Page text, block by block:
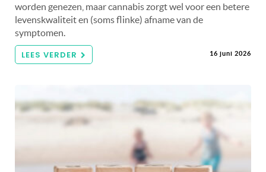
worden genezen, maar cannabis zorgt wel voor een betere
levenskwaliteit en (soms flinke) afname van de
symptomen.
LEES VERDER 16 juni 2026